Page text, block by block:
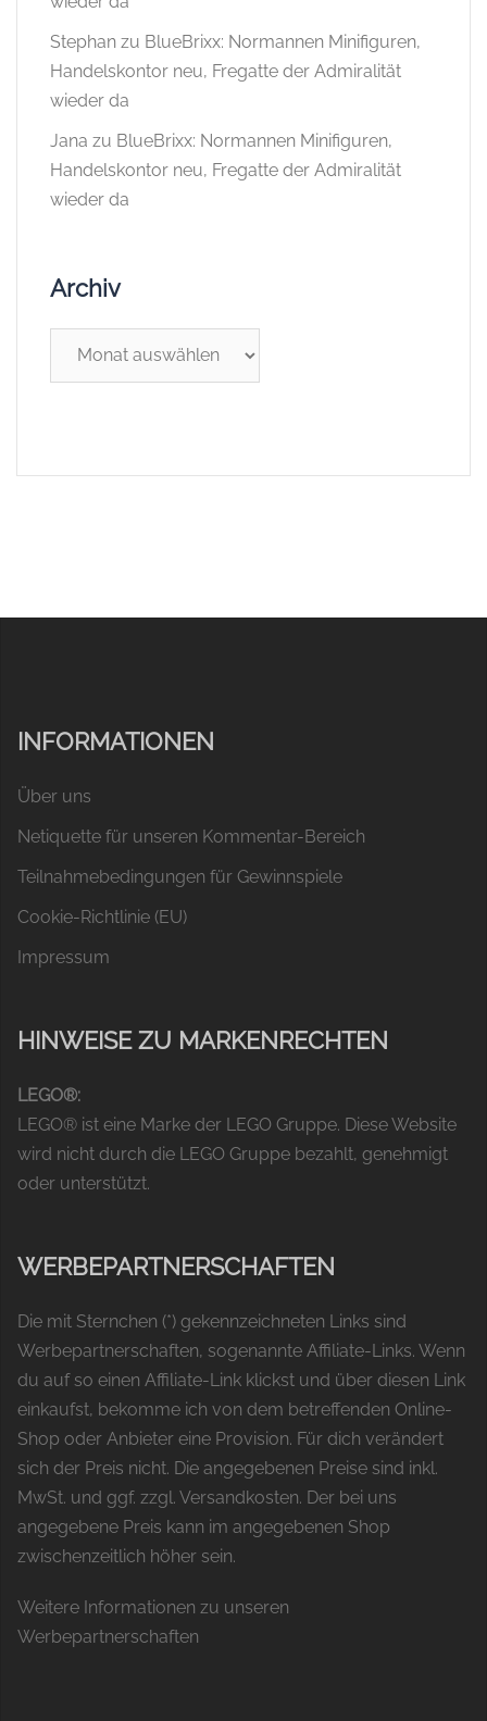
Stephan zu BlueBrixx: Normannen Minifiguren,
Handelskontor neu, Fregatte der Admiralität
wieder da
Jana zu BlueBrixx: Normannen Minifiguren,
Handelskontor neu, Fregatte der Admiralität
wieder da
Archiv
INFORMATIONEN
Über uns
Netiquette für unseren Kommentar-Bereich
Teilnahmebedingungen für Gewinnspiele
Cookie-Richtlinie (EU)
Impressum
HINWEISE ZU MARKENRECHTEN
LEGO®:
LEGO® ist eine Marke der LEGO Gruppe. Diese Website
wird nicht durch die LEGO Gruppe bezahlt, genehmigt
oder unterstützt.
WERBEPARTNERSCHAFTEN
Die mit Sternchen (*) gekennzeichneten Links sind
Werbepartnerschaften, sogenannte Affiliate-Links. Wenn
du auf so einen Affiliate-Link klickst und über diesen Link
einkaufst, bekomme ich von dem betreffenden Online-
Shop oder Anbieter eine Provision. Für dich verändert
sich der Preis nicht. Die angegebenen Preise sind inkl.
MwSt. und ggf. zzgl. Versandkosten. Der bei uns
angegebene Preis kann im angegebenen Shop
zwischenzeitlich höher sein.
Weitere Informationen zu unseren
Werbepartnerschaften